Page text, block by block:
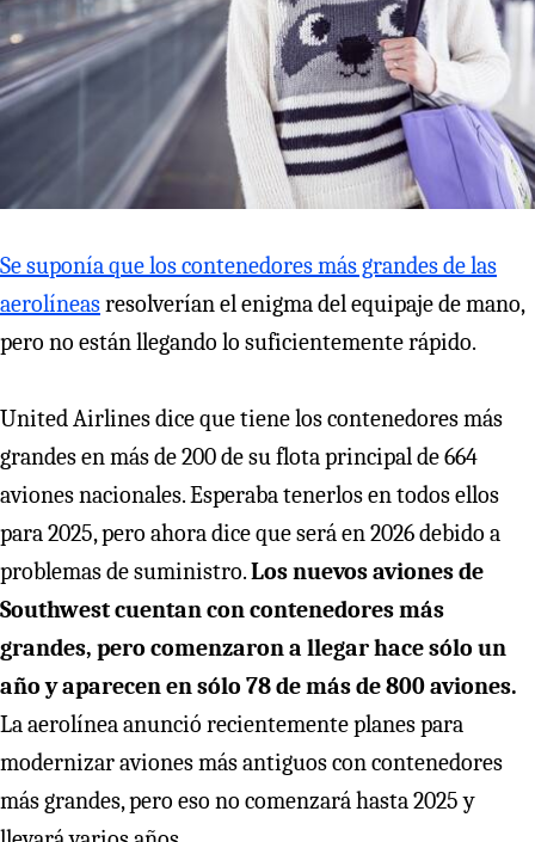
Se suponía que los contenedores más grandes de las
aerolíneasresolverían el enigma del equipaje de mano,
pero no están llegando lo suficientemente rápido.
United Airlines dice que tiene los contenedores más
grandes en más de 200 de su flota principal de 664
aviones nacionales. Esperaba tenerlos en todos ellos
para 2025, pero ahora dice que será en 2026 debido a
problemas de suministro.Los nuevos aviones de
Southwest cuentan con contenedores más
grandes, pero comenzaron a llegar hace sólo un
año y aparecen en sólo 78 de más de 800 aviones.
La aerolínea anunció recientemente planes para
modernizar aviones más antiguos con contenedores
más grandes, pero eso no comenzará hasta 2025 y